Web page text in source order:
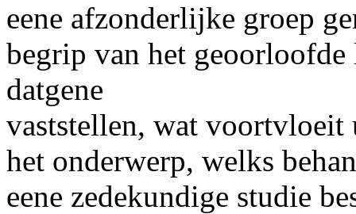
eene afzonderlijke groep
begrip van het
datgene
vaststellen, wat voortvloeit
het onderwerp, welks
eene zedekundige studie